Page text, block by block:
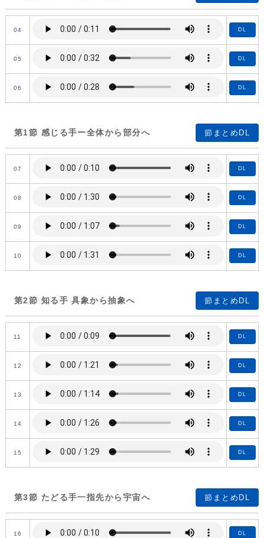
04 DL
05 DL
06 DL
第1節 感じる手ー全体から部分へ 節まとめDL
07 DL
08 DL
09 DL
10 DL
第2節 知る手 具象から抽象へ 節まとめDL
11 DL
12 DL
13 DL
14 DL
15 DL
第3節 たどる手一指先から宇宙へ 節まとめDL
16 DL